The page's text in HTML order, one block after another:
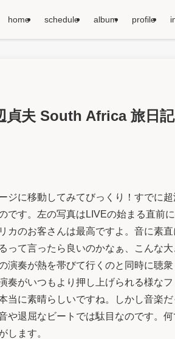
home schedule album profile
夫 South Africa 旅日記
に移動してみてびっくり！すでに
です。左の写真はLIVEの始まる直前
のお客さんは最高ですよ。音に素
って言ったら良いのかなぁ、こんな
演奏が熱を帯びて行くのと同時に聴
奏がいつもより押し上げられる様な
当に素晴らしいですね。しかし音楽
や退屈なビートでは駄目なのです。
します。